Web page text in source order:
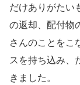
だけありがたい
の返却、配付物
さんのことをこ
スを持ち込み、
きました。